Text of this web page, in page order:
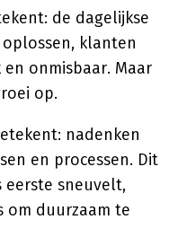
de dagelijkse
klanten
onmisbaar. Maar
op.
nadenken
en processen. Dit
eerste sneuvelt,
om duurzaam te